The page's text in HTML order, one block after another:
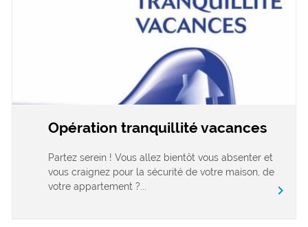
Opération tranquillité vacances
Partez serein ! Vous allez bientôt vous absenter et
vous craignez pour la sécurité de votre maison, de
votre appartement ?...
chevron_right